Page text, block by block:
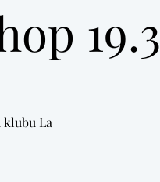
19.3
klubu La